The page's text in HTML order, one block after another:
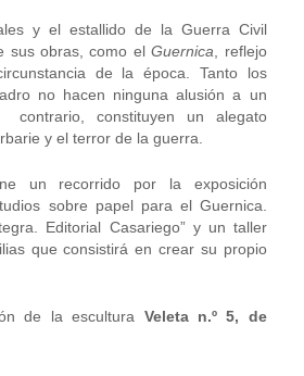
y el estallido de la Guerra Civil
sus obras, como elGuernica, reflejo
de la época. Tanto los
no hacen ninguna alusión a un
contrario, constituyen un alegato
y el terror de la guerra.
un recorrido por la exposición
sobre papel para el Guernica.
Editorial Casariego” y un taller
que consistirá en crear su propio
de la escultura Veleta n.º 5, de